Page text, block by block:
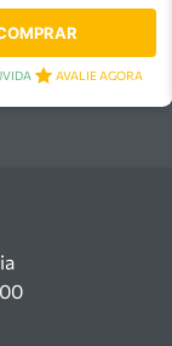
AVALIE AGORA